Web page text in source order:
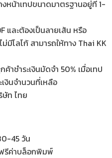
หน้าเทปขนาดมาตรฐานอยู่ที่ 1-
และต้องเป็นลายเส้น หรือ
มีโลโก้ สามารถให้ทาง Thai KK
าชำระเงินมัดจำ 50% เมื่อเทป
งินจำนวนที่เหลือ
ท ไทย
45 วัน
รีค่าบล็อกพิมพ์